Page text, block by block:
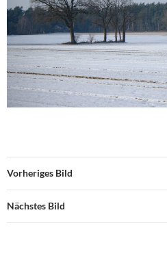
Vorheriges Bild
Nächstes Bild